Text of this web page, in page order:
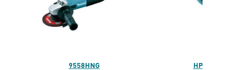
HP1640